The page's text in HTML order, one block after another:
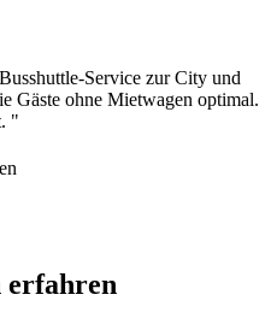
Service zur City und
Gäste ohne Mietwagen optimal.
"
erfahren